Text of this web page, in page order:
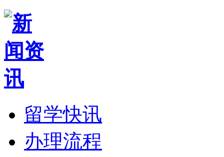
留学快讯
办理流程